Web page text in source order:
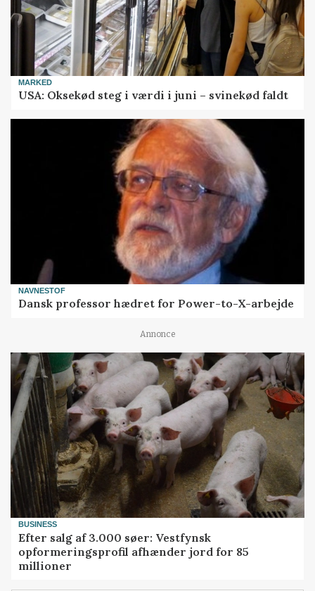
MARKED
USA: Oksekød steg i værdi i juni – svinekød faldt
NAVNESTOF
Dansk professor hædret for Power-to-X-arbejde
Annonce
BUSINESS
Efter salg af 3.000 søer: Vestfynsk
opformeringsprofil afhænder jord for 85
millioner